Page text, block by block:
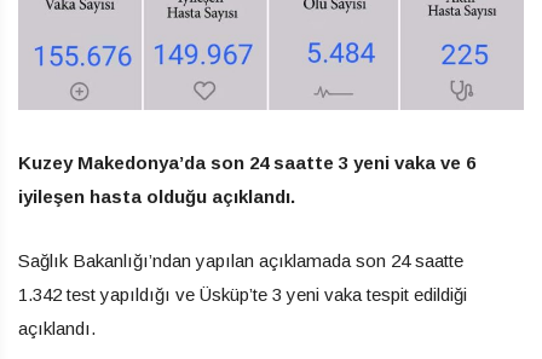
Kuzey Makedonya’da son 24 saatte 3 yeni vaka ve 6
iyileşen hasta olduğu açıklandı.
Sağlık Bakanlığı’ndan yapılan açıklamada son 24 saatte
1.342 test yapıldığı ve Üsküp’te 3 yeni vaka tespit edildiği
açıklandı.